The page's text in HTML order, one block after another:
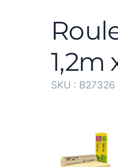
1,2m
SKU : B27326